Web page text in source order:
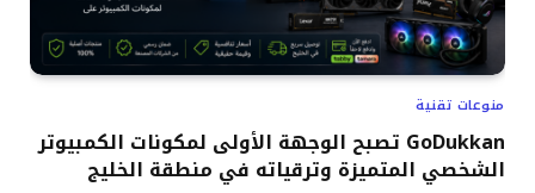
منوعات تقنية
GoDukkan تصبح الوجهة الأولى لمكونات الكمبيوتر
الشخصي المتميزة وترقياته في منطقة الخليج